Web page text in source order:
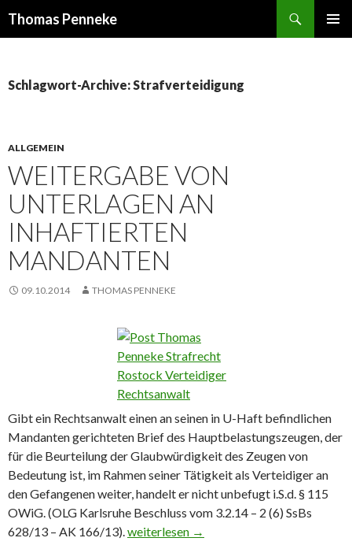
Thomas Penneke
Schlagwort-Archive: Strafverteidigung
ALLGEMEIN
WEITERGABE VON
UNTERLAGEN AN
INHAFTIERTEN
MANDANTEN
09.10.2014 THOMAS PENNEKE
Gibt ein Rechtsanwalt einen an seinen in U-Haft befindlichen
Mandanten gerichteten Brief des Hauptbelastungszeugen, der
für die Beurteilung der Glaubwürdigkeit des Zeugen von
Bedeutung ist, im Rahmen seiner Tätigkeit als Verteidiger an
den Gefangenen weiter, handelt er nicht unbefugt i.S.d. § 115
OWiG. (OLG Karlsruhe Beschluss vom 3.2.14 – 2 (6) SsBs
628/13 – AK 166/13).Weitergabe von Unterlagen an
weiterlesen →